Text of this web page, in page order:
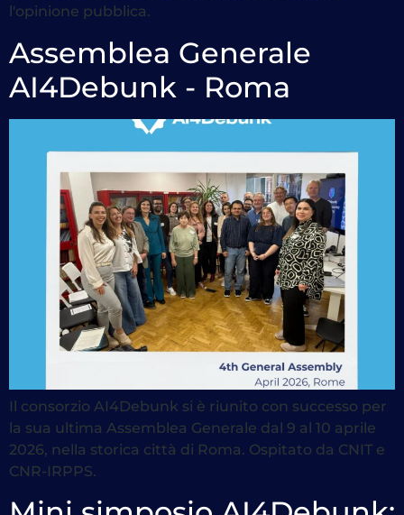
l'opinione pubblica.
Assemblea Generale
AI4Debunk - Roma
Il consorzio AI4Debunk si è riunito con successo per
la sua ultima Assemblea Generale dal 9 al 10 aprile
2026, nella storica città di Roma. Ospitato da CNIT e
CNR-IRPPS.